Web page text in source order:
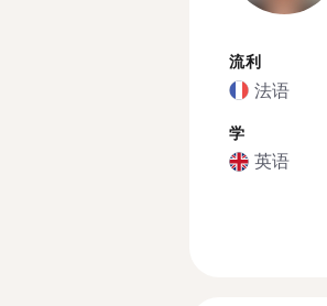
流利
法语
学
英语